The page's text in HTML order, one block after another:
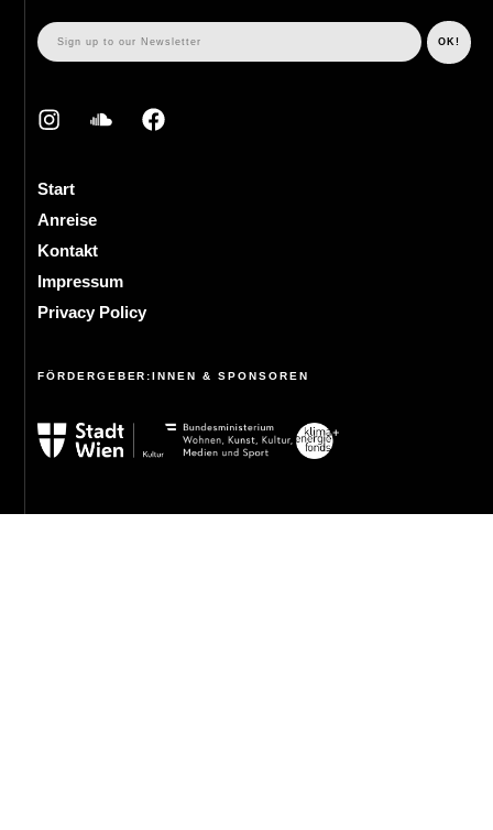
Start
Anreise
Kontakt
Impressum
Privacy Policy
FÖRDERGEBER:INNEN & SPONSOREN